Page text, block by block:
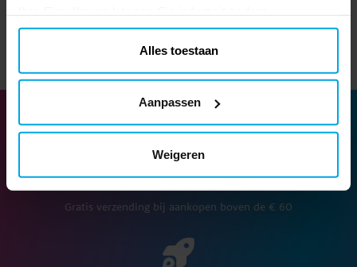
Alles toestaan
Aanpassen
Weigeren
Levering met DPD Home € 5,90
Gratis verzending bij aankopen boven de € 60